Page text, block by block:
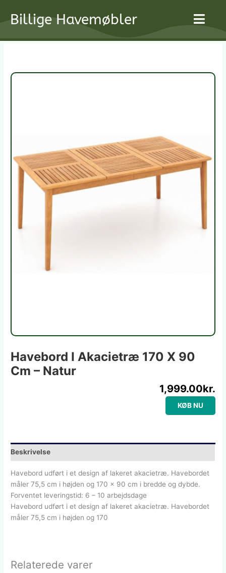
Billige Havemøbler
Havebord I Akacietræ 170 X 90
Cm – Natur
1,999.00kr.
KØB NU
Beskrivelse
Havebord udført i et design af lakeret akacietræ. Havebordet
måler 75,5 cm i højden og 170 x 90 cm i bredde og dybde.
Forventet leveringstid: 6 – 10 arbejdsdage
Havebord udført i et design af lakeret akacietræ. Havebordet
måler 75,5 cm i højden og 170
Relaterede varer